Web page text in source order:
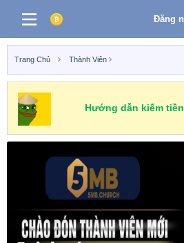
Đăng
Trang Chủ Thành Viên
Hướng dẫn kiếm